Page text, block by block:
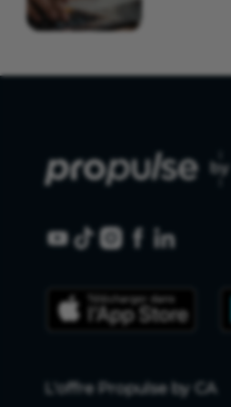
L'offre Propulse by CA